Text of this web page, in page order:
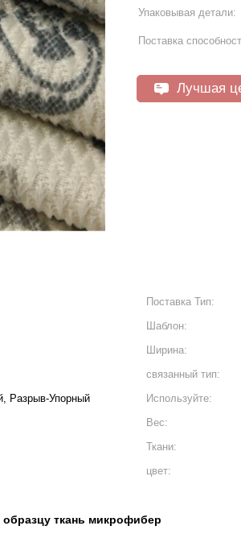
Упаковывая детали:
Поставка
Лучшая
Поставка Тип:
Шаблон:
Ширина:
связанный тип:
Разрыв-Упорный Используйте:
Вес:
Ткани:
цвет:
образцу ткань микрофибер